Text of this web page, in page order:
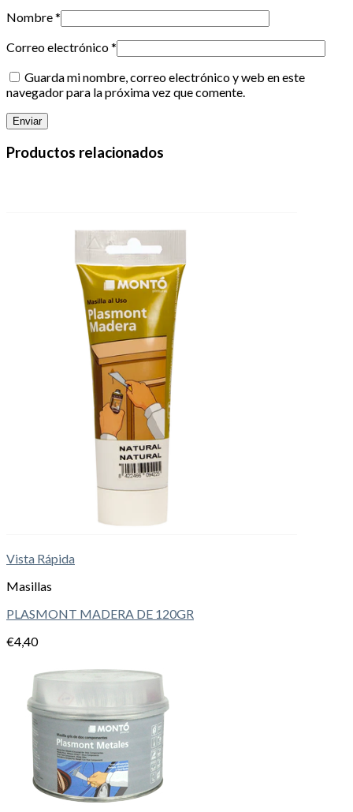
Nombre*
Correo electrónico*
Guarda mi nombre, correo electrónico y web en este
navegador para la próxima vez que comente.
Productos relacionados
Vista Rápida
Masillas
PLASMONT MADERA DE 120GR
€4,40